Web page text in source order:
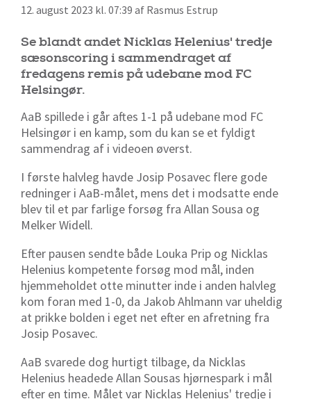
12. august 2023 kl. 07:39 af Rasmus Estrup
Se blandt andet Nicklas Helenius' tredje
sæsonscoring i sammendraget af
fredagens remis på udebane mod FC
Helsingør.
AaB spillede i går aftes 1-1 på udebane mod FC
Helsingør i en kamp, som du kan se et fyldigt
sammendrag af i videoen øverst.
I første halvleg havde Josip Posavec flere gode
redninger i AaB-målet, mens det i modsatte ende
blev til et par farlige forsøg fra Allan Sousa og
Melker Widell.
Efter pausen sendte både Louka Prip og Nicklas
Helenius kompetente forsøg mod mål, inden
hjemmeholdet otte minutter inde i anden halvleg
kom foran med 1-0, da Jakob Ahlmann var uheldig
at prikke bolden i eget net efter en afretning fra
Josip Posavec.
AaB svarede dog hurtigt tilbage, da Nicklas
Helenius headede Allan Sousas hjørnespark i mål
efter en time. Målet var Nicklas Helenius' tredje i